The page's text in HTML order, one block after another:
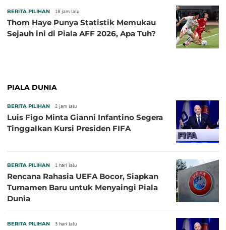
BERITA PILIHAN 18 jam lalu
Thom Haye Punya Statistik Memukau
Sejauh ini di Piala AFF 2026, Apa Tuh?
PIALA DUNIA
BERITA PILIHAN 2 jam lalu
Luis Figo Minta Gianni Infantino Segera
Tinggalkan Kursi Presiden FIFA
BERITA PILIHAN 1 hari lalu
Rencana Rahasia UEFA Bocor, Siapkan
Turnamen Baru untuk Menyaingi Piala
Dunia
BERITA PILIHAN 3 hari lalu